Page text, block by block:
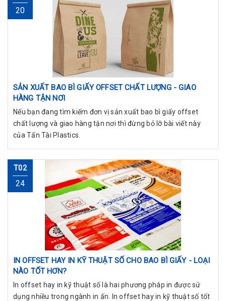
20
SẢN XUẤT BAO BÌ GIẤY OFFSET CHẤT LƯỢNG - GIAO
HÀNG TẬN NƠI
Nếu bạn đang tìm kiếm đơn vị sản xuất bao bì giấy offset
chất lượng và giao hàng tận nơi thì đừng bỏ lỡ bài viết này
của Tấn Tài Plastics.
T02
24
IN OFFSET HAY IN KỸ THUẬT SỐ CHO BAO BÌ GIẤY - LOẠI
NÀO TỐT HƠN?
In offset hay in kỹ thuật số là hai phương pháp in được sử
dụng nhiều trong ngành in ấn. In offset hay in kỹ thuật số tốt